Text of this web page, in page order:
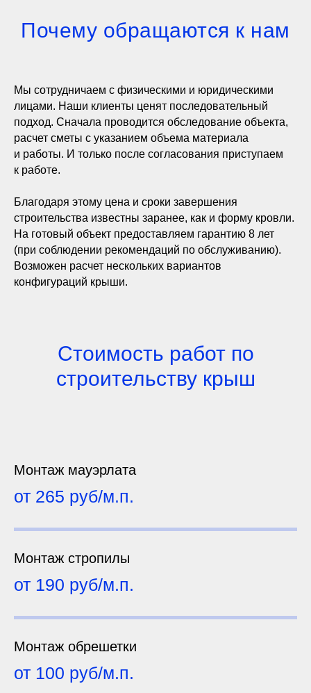
Почему обращаются к нам
Мы сотрудничаем с физическими и юридическими
лицами. Наши клиенты ценят последовательный
подход. Сначала проводится обследование объекта,
расчет сметы с указанием объема материала
и работы. И только после согласования приступаем
к работе.
Благодаря этому цена и сроки завершения
строительства известны заранее, как и форму кровли.
На готовый объект предоставляем гарантию 8 лет
(при соблюдении рекомендаций по обслуживанию).
Возможен расчет нескольких вариантов
конфигураций крыши.
Стоимость работ по
строительству крыш
Монтаж мауэрлата
от 265 руб/м.п.
Монтаж стропилы
от 190 руб/м.п.
Монтаж обрешетки
от 100 руб/м.п.